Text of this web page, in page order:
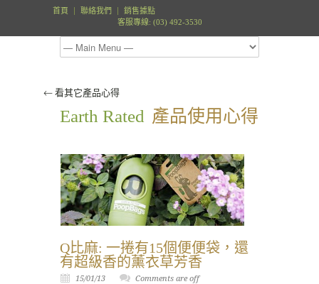
首頁 聯絡我們
銷售據點
客服專線: (03) 492-3530
⃪ 看其它產品心得
Earth Rated 產品使用心得
Q比麻: 一捲有15個便便袋，還
有超級香的薰衣草芳香
15/01/13 Comments are off